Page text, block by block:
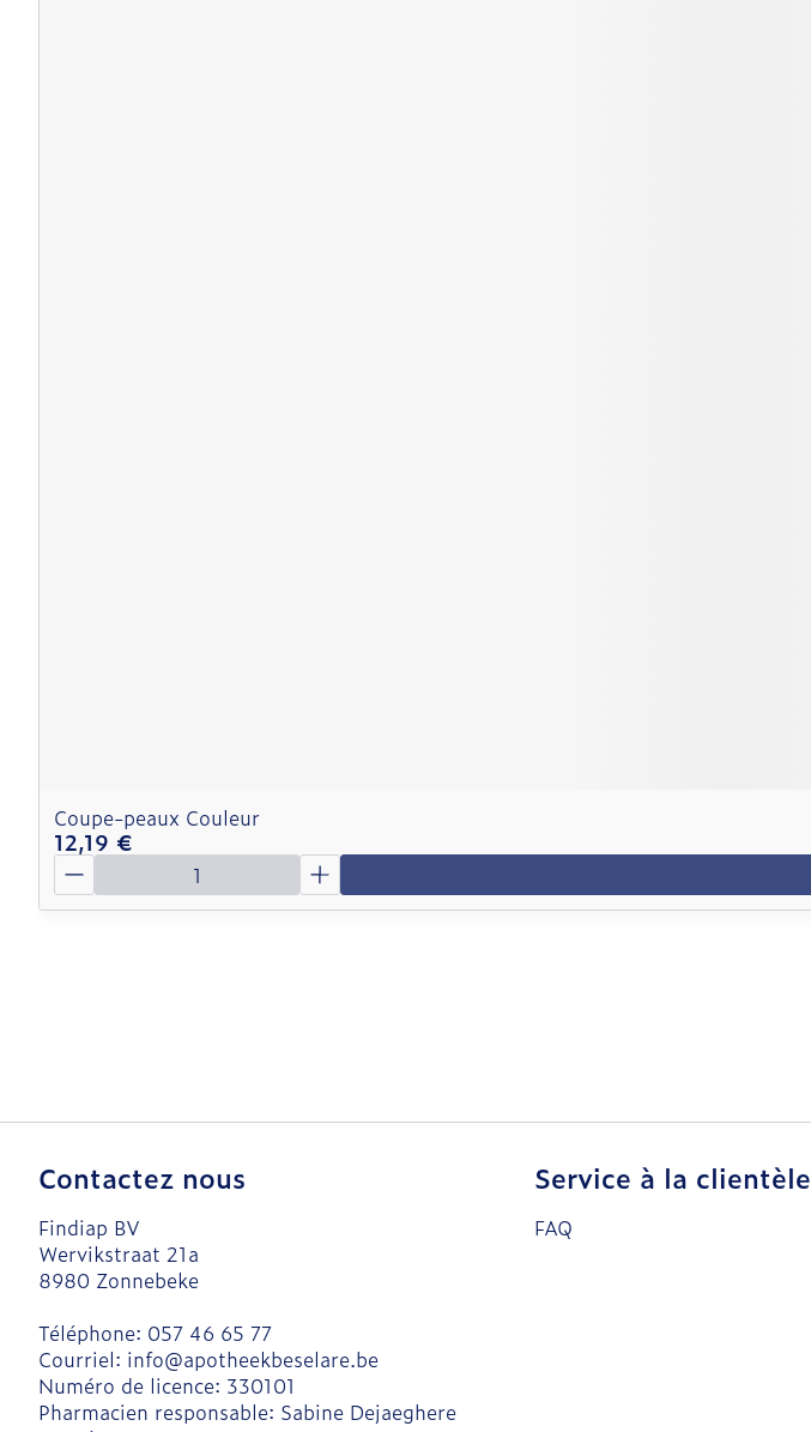
Coupe-peaux Couleur
12,19 €
Quantité
Contactez nous
Findiap BV
Wervikstraat 21a
8980 Zonnebeke
Téléphone: 057 46 65 77
Courriel: info@apotheekbeselare.be
Numéro de licence: 330101
Pharmacien responsable: Sabine Dejaeghere
Service à la clientèle
FAQ